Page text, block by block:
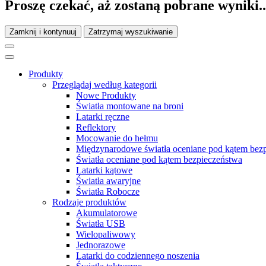
Proszę czekać, aż zostaną pobrane
Zamknij i kontynuuj Zatrzymaj wyszukiwanie
Produkty
Przeglądaj według kategorii
Nowe Produkty
Światła montowane na broni
Latarki ręczne
Reflektory
Mocowanie do hełmu
Międzynarodowe światła oceniane pod kątem
Światła oceniane pod kątem bezpieczeństwa
Latarki kątowe
Światła awaryjne
Światła Robocze
Rodzaje produktów
Akumulatorowe
Światła USB
Wielopaliwowy
Jednorazowe
Latarki do codziennego noszenia